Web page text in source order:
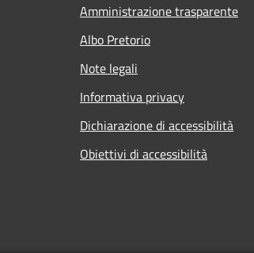
Amministrazione trasparente
Albo Pretorio
Note legali
Informativa privacy
Dichiarazione di accessibilità
Obiettivi di accessibilità